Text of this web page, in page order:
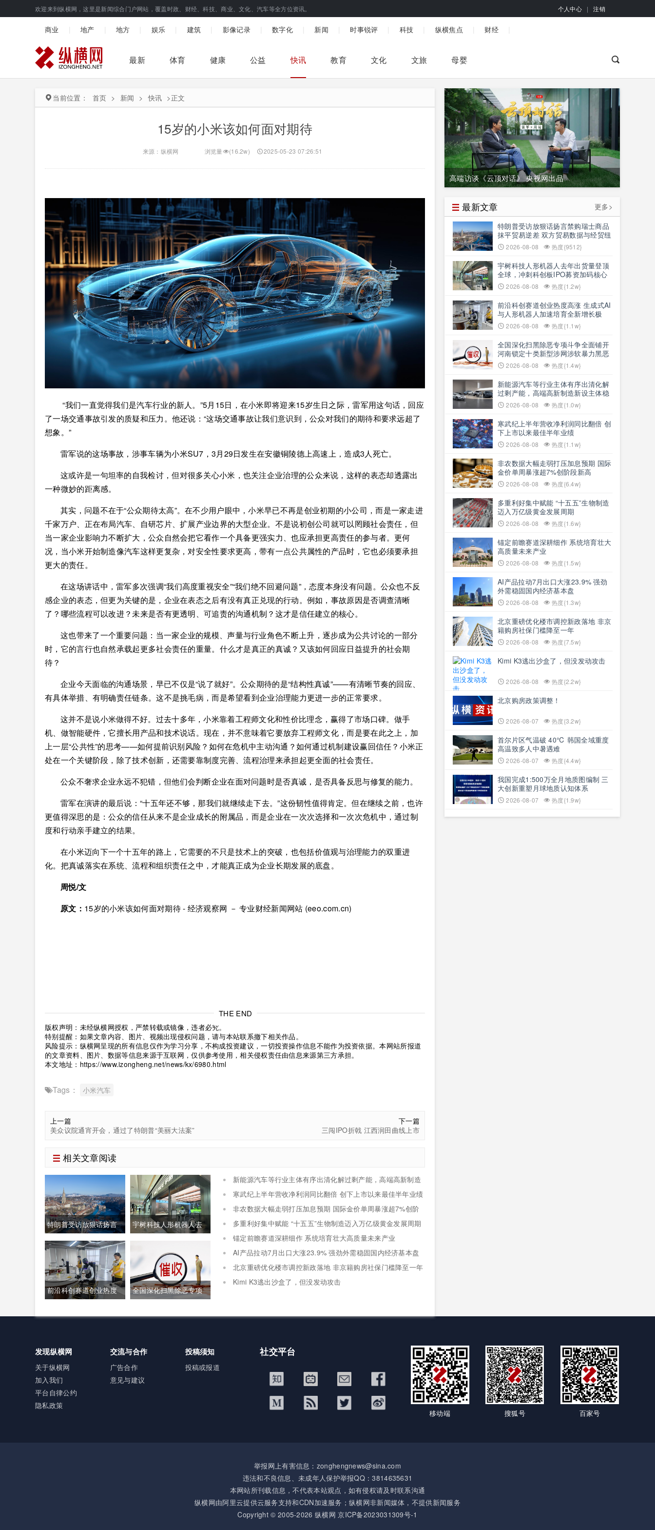
欢迎来到纵横网，这里是新闻综合门户网站，覆盖时政、财经、科技、商业、文化、汽车等全方位资讯。 个人中心 | 注销
商业 地产 地方 娱乐 建筑 影像记录 数字化 新闻 时事锐评 科技 纵横焦点 财经
最新 体育 健康 公益 快讯 教育 文化 文旅 母婴
当前位置： 首页 > 新闻 > 快讯 >正文
15岁的小米该如何面对期待
来源：纵横网 浏览量 (16.2w) 2025-05-23 07:26:51
“我们一直觉得我们是汽车行业的新人。”5月15日，在小米即将迎来15岁生日之际，雷军用这句话，回应
了一场交通事故引发的质疑和压力。他还说：“这场交通事故让我们意识到，公众对我们的期待和要求远超了
想象。”
雷军说的这场事故，涉事车辆为小米SU7，3月29日发生在安徽铜陵德上高速上，造成3人死亡。
这或许是一句坦率的自我检讨，但对很多关心小米，也关注企业治理的公众来说，这样的表态却透露出
一种微妙的距离感。
其实，问题不在于“公众期待太高”。在不少用户眼中，小米早已不再是创业初期的小公司，而是一家走进
千家万户、正在布局汽车、自研芯片、扩展产业边界的大型企业。不是说初创公司就可以罔顾社会责任，但
当一家企业影响力不断扩大，公众自然会把它看作一个具备更强实力、也应承担更高责任的参与者。更何
况，当小米开始制造像汽车这样更复杂，对安全性要求更高，带有一点公共属性的产品时，它也必须要承担
更大的责任。
在这场讲话中，雷军多次强调“我们高度重视安全”“我们绝不回避问题”，态度本身没有问题。公众也不反
感企业的表态，但更为关键的是，企业在表态之后有没有真正兑现的行动。例如，事故原因是否调查清晰
了？哪些流程可以改进？未来是否有更透明、可追责的沟通机制？这才是信任建立的核心。
这也带来了一个重要问题：当一家企业的规模、声量与行业角色不断上升，逐步成为公共讨论的一部分
时，它的言行也自然承载起更多社会责任的重量。什么才是真正的真诚？又该如何回应日益提升的社会期
待？
企业今天面临的沟通场景，早已不仅是“说了就好”。公众期待的是“结构性真诚”——有清晰节奏的回应、
有具体举措、有明确责任链条。这不是挑毛病，而是希望看到企业治理能力更进一步的正常要求。
这并不是说小米做得不好。过去十多年，小米靠着工程师文化和性价比理念，赢得了市场口碑。做手
机、做智能硬件，它擅长用产品和技术说话。现在，并不意味着它要放弃工程师文化，而是要在此之上，加
上一层“公共性”的思考——如何提前识别风险？如何在危机中主动沟通？如何通过机制建设赢回信任？小米正
处在一个关键阶段，除了技术创新，还需要靠制度完善、流程治理来承担起更全面的社会责任。
公众不奢求企业永远不犯错，但他们会判断企业在面对问题时是否真诚，是否具备反思与修复的能力。
雷军在演讲的最后说：“十五年还不够，那我们就继续走下去。”这份韧性值得肯定。但在继续之前，也许
更值得深思的是：公众的信任从来不是企业成长的附属品，而是企业在一次次选择和一次次危机中，通过制
度和行动亲手建立的结果。
在小米迈向下一个十五年的路上，它需要的不只是技术上的突破，也包括价值观与治理能力的双重进
化。把真诚落实在系统、流程和组织责任之中，才能真正成为企业长期发展的底盘。
周悦/文
原文： 15岁的小米该如何面对期待 - 经济观察网 － 专业财经新闻网站 (eeo.com.cn)
THE END
版权声明：未经纵横网授权，严禁转载或镜像，违者必究。
特别提醒：如果文章内容、图片、视频出现侵权问题，请与本站联系撤下相关作品。
风险提示：纵横网呈现的所有信息仅作为学习分享，不构成投资建议，一切投资操作信息不能作为投资依据。本网站所报道
的文章资料、图片、数据等信息来源于互联网，仅供参考使用，相关侵权责任由信息来源第三方承担。
本文地址： https://www.izongheng.net/news/kx/6980.html
Tags： 小米汽车
上一篇
美众议院通宵开会，通过了特朗普“美丽大法案”
下一篇
三闯IPO折戟 江西润田曲线上市
相关文章阅读
特朗普受访放狠话扬言
禁购瑞士商品抹平贸易
逆差 双方贸易数据与经
贸纽带实际情况反差明
显
宇树科技人形机器人去
年出货量登顶全球，冲
刺科创板IPO募资加码核
心技术研发
前沿科创赛道创业热度
极
全国深化扫黑除恶专项
黑恶犯罪精准严打
新能源汽车等行业主体有序出清化解过剩产能，高端高新制造
新设主体稳步扩容
寒武纪上半年营收净利润同比翻倍 创下上市以来最佳半年业绩
非农数据大幅走弱打压加息预期 国际金价单周暴涨超7%创阶
段新高
多重利好集中赋能 “十五五”生物制造迈入万亿级黄金发展周期
锚定前瞻赛道深耕细作 系统培育壮大高质量未来产业
AI产品拉动7月出口大涨23.9% 强劲外需稳固国内经济基本盘
北京重磅优化楼市调控新政落地 非京籍购房社保门槛降至一年
Kimi K3逃出沙盒了，但没发动攻击
高端访谈《云顶对话》 央视网出品
最新文章
更多>
特朗普受访放狠话扬言禁购瑞士商品
抹平贸易逆差 双方贸易数据与经贸纽
带实际情况反差明显
2026-08-08 热度{9512}
宇树科技人形机器人去年出货量登顶
全球，冲刺科创板IPO募资加码核心
技术研发
2026-08-08 热度{1.2w}
前沿科创赛道创业热度高涨 生成式AI
与人形机器人加速培育全新增长极
2026-08-08 热度{1.1w}
全国深化扫黑除恶专项斗争全面铺开
河南锁定十类新型涉网涉软暴力黑恶
犯罪精准严打
2026-08-08 热度{1.4w}
新能源汽车等行业主体有序出清化解
过剩产能，高端高新制造新设主体稳
步扩容
2026-08-08 热度{1.0w}
寒武纪上半年营收净利润同比翻倍 创
下上市以来最佳半年业绩
2026-08-08 热度{1.1w}
非农数据大幅走弱打压加息预期 国际
金价单周暴涨超7%创阶段新高
2026-08-08 热度{6.4w}
多重利好集中赋能 “十五五”生物制造
迈入万亿级黄金发展周期
2026-08-08 热度{1.6w}
锚定前瞻赛道深耕细作 系统培育壮大
高质量未来产业
2026-08-08 热度{1.5w}
AI产品拉动7月出口大涨23.9% 强劲
外需稳固国内经济基本盘
2026-08-08 热度{1.3w}
北京重磅优化楼市调控新政落地 非京
籍购房社保门槛降至一年
2026-08-08 热度{7.5w}
Kimi K3逃出沙盒了，但没发动攻击
2026-08-08 热度{2.2w}
北京购房政策调整！
2026-08-07 热度{3.2w}
首尔片区气温破 40℃ 韩国全域重度
高温致多人中暑遇难
2026-08-07 热度{4.4w}
我国完成1:500万全月地质图编制 三
大创新重塑月球地质认知体系
2026-08-07 热度{1.9w}
发现纵横网
关于纵横网
加入我们
平台自律公约
隐私政策
交流与合作
广告合作
意见与建议
投稿须知
投稿或报道
社交平台
移动端 搜狐号 百家号
举报网上有害信息：zonghengnews@sina.com
违法和不良信息、未成年人保护举报QQ：3814635631
本网站所刊载信息，不代表本站观点，如有侵权请及时联系沟通
纵横网由阿里云提供云服务支持和CDN加速服务；纵横网非新闻媒体，不提供新闻服务
Copyright © 2005-2026 纵横网京ICP备2023031309号-1